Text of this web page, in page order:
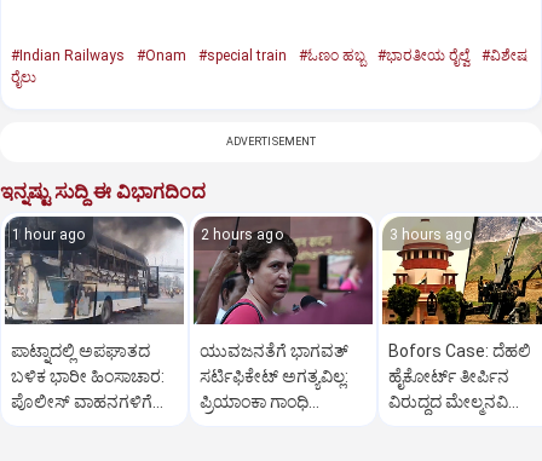
#Indian Railways #Onam #special train #ಓಣಂ ಹಬ್ಬ #ಭಾರತೀಯ ರೈಲ್ವೆ
#ವಿಶೇಷ
ರೈಲು
ADVERTISEMENT
ಇನ್ನಷ್ಟು ಸುದ್ದಿ ಈ ವಿಭಾಗದಿಂದ
1 hour ago
ಪಾಟ್ನಾದಲ್ಲಿ ಅಪಘಾತದ
ಬಳಿಕ ಭಾರೀ ಹಿಂಸಾಚಾರ:
ಪೊಲೀಸ್‌ ವಾಹನಗಳಿಗೆ
2 hours ago
ಯುವಜನತೆಗೆ ಭಾಗವತ್
ಸರ್ಟಿಫಿಕೇಟ್ ಅಗತ್ಯವಿಲ್ಲ:
ಪ್ರಿಯಾಂಕಾ ಗಾಂಧಿ
3 hours ago
Bofors Case: ದೆಹಲಿ
ಹೈಕೋರ್ಟ್‌ ತೀರ್ಪಿನ
ವಿರುದ್ಧದ ಮೇಲ್ಮನವಿ